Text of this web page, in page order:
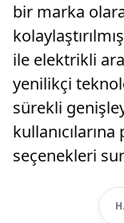
bir marka
ile elektrikli
yenilikçi
sürekli
seçenekleri